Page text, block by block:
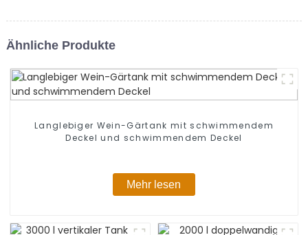
Ähnliche Produkte
Langlebiger Wein-Gärtank mit schwimmendem
Deckel und schwimmendem Deckel
Mehr lesen